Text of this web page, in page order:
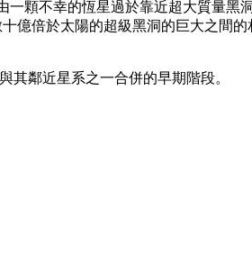
顆不幸的恆星過於靠近超大質量黑
億倍於太陽的超級黑洞的巨大之間
其鄰近星系之一合併的早期階段。